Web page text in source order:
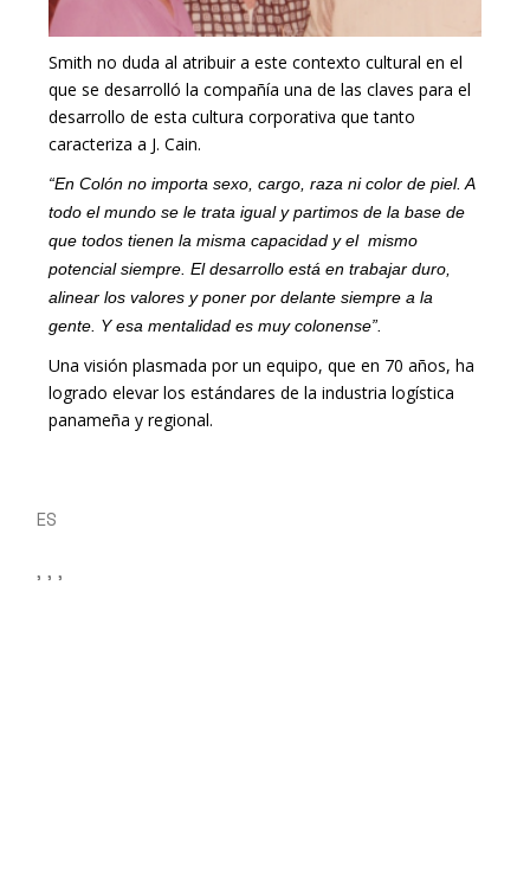
Smith no duda al atribuir a este contexto cultural en el
que se desarrolló la compañía una de las claves para el
desarrollo de esta cultura corporativa que tanto
caracteriza a J. Cain.
“En Colón no importa sexo, cargo, raza ni color de piel. A
todo el mundo se le trata igual y partimos de la base de
que todos tienen la misma capacidad y el mismo
potencial siempre. El desarrollo está en trabajar duro,
alinear los valores y poner por delante siempre a la
gente. Y esa mentalidad es muy colonense”.
Una visión plasmada por un equipo, que en 70 años, ha
logrado elevar los estándares de la industria logística
panameña y regional.
ES